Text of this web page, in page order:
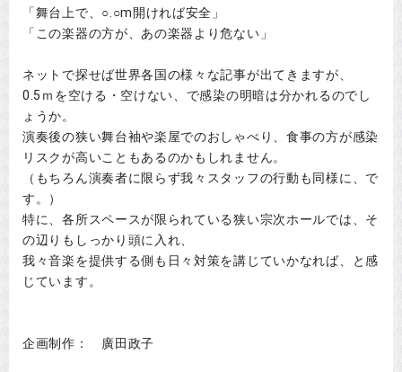
「舞台上で、○.○m開ければ安全」
「この楽器の方が、あの楽器より危ない」
ネットで探せば世界各国の様々な記事が出てきますが、
0.5ｍを空ける・空けない、で感染の明暗は分かれるのでし
ょうか。
演奏後の狭い舞台袖や楽屋でのおしゃべり、食事の方が感染
リスクが高いこともあるのかもしれません。
（もちろん演奏者に限らず我々スタッフの行動も同様に、で
す。）
特に、各所スペースが限られている狭い宗次ホールでは、そ
の辺りもしっかり頭に入れ、
我々音楽を提供する側も日々対策を講じていかなれば、と感
じています。
企画制作： 廣田政子